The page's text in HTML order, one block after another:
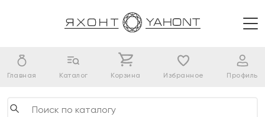
Главная Каталог Корзина Избранное Профиль